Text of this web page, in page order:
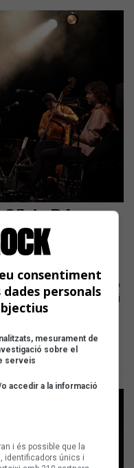
Sílvia Pérez
'Farsa (género
| Sílvia Pérez Cruz
banda de luxe, amb
Albero, Aleix Tobias i
el 'Retrat d'Artista'
ha dedicat a la
Chicuelo i Marcelo
consentiment
personals
mesurament de
sobre el
serveis
accedir a la informació
i és possible que la
identificadors únics i